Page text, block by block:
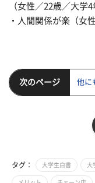
（女性／22歳／大学4
・人間関係が楽（女
次のページ 他に
タグ： 大学生白書 大